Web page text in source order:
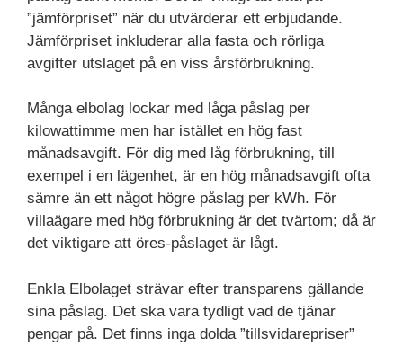
”jämförpriset” när du utvärderar ett erbjudande.
Jämförpriset inkluderar alla fasta och rörliga
avgifter utslaget på en viss årsförbrukning.
Många elbolag lockar med låga påslag per
kilowattimme men har istället en hög fast
månadsavgift. För dig med låg förbrukning, till
exempel i en lägenhet, är en hög månadsavgift ofta
sämre än ett något högre påslag per kWh. För
villaägare med hög förbrukning är det tvärtom; då är
det viktigare att öres-påslaget är lågt.
Enkla Elbolaget strävar efter transparens gällande
sina påslag. Det ska vara tydligt vad de tjänar
pengar på. Det finns inga dolda ”tillsvidarepriser”